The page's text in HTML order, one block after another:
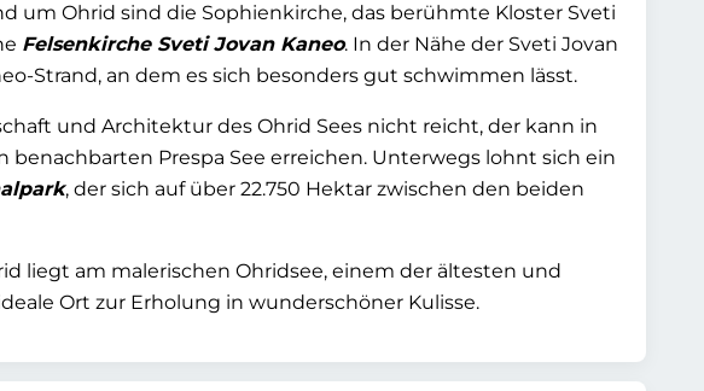
um Ohrid sind die Sophienkirche, das berühmte Kloster Sveti
Felsenkirche Sveti Jovan Kaneo. In der Nähe der Sveti Jovan
Strand, an dem es sich besonders gut schwimmen lässt.
und Architektur des Ohrid Sees nicht reicht, der kann in
Prespa See erreichen. Unterwegs lohnt sich ein
, der sich auf über 22.750 Hektar zwischen den beiden
liegt am malerischen Ohridsee, einem der ältesten und
Ort zur Erholung in wunderschöner Kulisse.